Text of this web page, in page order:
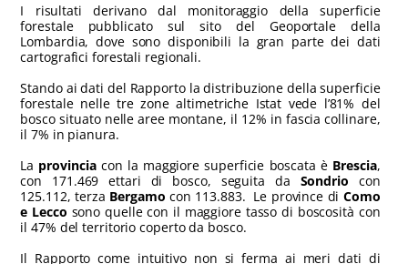
I risultati derivano dal monitoraggio della superficie
forestale pubblicato sul sito del Geoportale della
Lombardia, dove sono disponibili la gran parte dei dati
cartografici forestali regionali.
Stando ai dati del Rapporto la distribuzione della superficie
forestale nelle tre zone altimetriche Istat vede l’81% del
bosco situato nelle aree montane, il 12% in fascia collinare,
il 7% in pianura.
La provinciacon la maggiore superficie boscata è Brescia,
con 171.469 ettari di bosco, seguita da Sondrio con
125.112, terza Bergamo con 113.883. Le province di Como
e Lecco sono quelle con il maggiore tasso di boscosità con
il 47% del territorio coperto da bosco.
Il Rapporto come intuitivo non si ferma ai meri dati di